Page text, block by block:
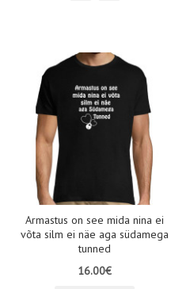
Armastus on see mida nina ei
võta silm ei näe aga südamega
tunned
16.00€